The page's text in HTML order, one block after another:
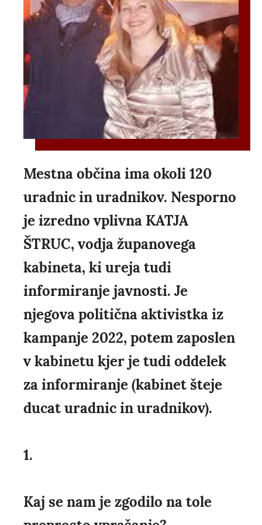
Mestna občina ima okoli 120
uradnic in uradnikov. Nesporno
je izredno vplivna KATJA
ŠTRUC, vodja županovega
kabineta, ki ureja tudi
informiranje javnosti. Je
njegova politična aktivistka iz
kampanje 2022, potem zaposlen
v kabinetu kjer je tudi oddelek
za informiranje (kabinet šteje
ducat uradnic in uradnikov).
1.
Kaj se nam je zgodilo na tole